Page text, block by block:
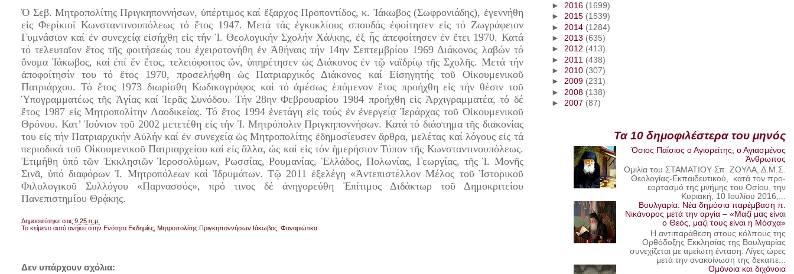
Ὁ Σεβ. Μητροπολίτης Πριγκηποννήσων, ὑπέρτιμος καί ἔξαρχος Προποντίδος, κ. Ἰάκωβος (Σωφρονιάδης), ἐγεννήθη
εἰς Φερίκιοϊ Κωνσταντινουπόλεως τό ἔτος 1947. Μετά τάς ἐγκυκλίους σπουδάς ἐφοίτησεν εἰς τό Ζωγράφειον
Γυμνάσιον καί ἐν συνεχείᾳ εἰσήχθη εἰς τήν Ἱ. Θεολογικήν Σχολήν Χάλκης, ἐξ ἧς ἀπεφοίτησεν ἐν ἔτει 1970. Κατά
τό τελευταῖον ἔτος τῆς φοιτήσεώς του ἐχειροτονήθη ἐν Ἀθήναις τήν 14ην Σεπτεμβρίου 1969 Διάκονος λαβών τό
ὄνομα Ἰάκωβος, καί ἐπί ἕν ἔτος, τελειόφοιτος ὤν, ὑπηρέτησεν ὡς Διάκονος ἐν τῷ ναϊδρίῳ τῆς Σχολῆς. Μετά τήν
ἀποφοίτησίν του τό ἔτος 1970, προσελήφθη ὡς Πατριαρχικός Διάκονος καί Εἰσηγητής τοῦ Οἰκουμενικοῦ
Πατριάρχου. Τό ἔτος 1973 διωρίσθη Κωδικογράφος καί τό ἀμέσως ἑπόμενον ἔτος προήχθη εἰς τήν θέσιν τοῦ
Ὑπογραμματέως τῆς Ἁγίας καί Ἱερᾶς Συνόδου. Τήν 28ην Φεβρουαρίου 1984 προήχθη εἰς Ἀρχιγραμματέα, τό δέ
ἔτος 1987 εἰς Μητροπολίτην Λαοδικείας. Τό ἔτος 1994 ἐνετάγη εἰς τούς ἐν ἐνεργείᾳ Ἱεράρχας τοῦ Οἰκουμενικοῦ
Θρόνου. Κατ’ Ἰούνιον τοῦ 2002 μετετέθη εἰς τήν Ἱ. Μητρόπολιν Πριγκηποννήσων. Κατά τό διάστημα τῆς διακονίας
του εἰς τήν Πατριαρχικήν Αὐλήν καί ἐν συνεχείᾳ ὡς Μητροπολίτης ἐδημοσίευσεν ἄρθρα, μελέτας καί λόγους εἰς τά
περιοδικά τοῦ Οἰκουμενικοῦ Πατριαρχείου καί εἰς ἄλλα, ὡς καί εἰς τόν ἡμερήσιον Τύπον τῆς Κωνσταντινουπόλεως.
Ἐτιμήθη ὑπό τῶν Ἐκκλησιῶν Ἱεροσολύμων, Ρωσσίας, Ρουμανίας, Ἑλλάδος, Πολωνίας, Γεωργίας, τῆς Ἱ. Μονῆς
Σινᾶ, ὑπό διαφόρων Ἱ. Μητροπόλεων καί Ἱδρυμάτων. Τῷ 2011 ἐξελέγη «Ἀντεπιστέλλον Μέλος τοῦ Ἱστορικοῦ
Φιλολογικοῦ Συλλόγου «Παρνασσός», πρό τινος δέ ἀνηγορεύθη Ἐπίτιμος Διδάκτωρ τοῦ Δημοκριτείου
Πανεπιστημίου Θρᾴκης.
Δημοσιεύτηκε στις9:25 π.μ.
Το κείμενο αυτό ανήκει στην ΕνότηταΕκδημίες ,Μητροπολίτης Πριγκηποννήσων Ιάκωβος ,Φαναριώτικα
Δεν υπάρχουν σχόλια:
► 2016 (1699)
►2015 (1539)
► 2014 (1284)
► 2013 (635)
►2012 (413)
► 2011 (438)
►2010 (307)
►2009 (231)
► 2008 (138)
►2007 (87)
Τα 10 δημοφιλέστερα του μηνός
Όσιος Παΐσιος ο Αγιορείτης, ο Αγιασμένος
Άνθρωπος
Ομιλία του ΣΤΑΜΑΤΙΟΥ Σπ. ΖΟΥΛΑ, Δ.Μ.Σ.
Θεολογίας-Εκπαιδευτικού, κατά τον προ-
εορτασμό της μνήμης του Οσίου, την
Κυριακή, 10 Ιουλίου 2016,...
Βουλγαρία: Νέα δημόσια παρέμβαση π.
Νικάνορος μετά την αργία – «Μαζί μας είναι
ο Θεός, μαζί τους είναι η Μόσχα»
Η αντιπαράθεση στους κόλπους της
Ορθόδοξης Εκκλησίας της Βουλγαρίας
συνεχίζεται με αμείωτη ένταση. Λίγες ώρες
μετά την ανακοίνωση της δεκαπε...
Ομόνοια και διχόνοια